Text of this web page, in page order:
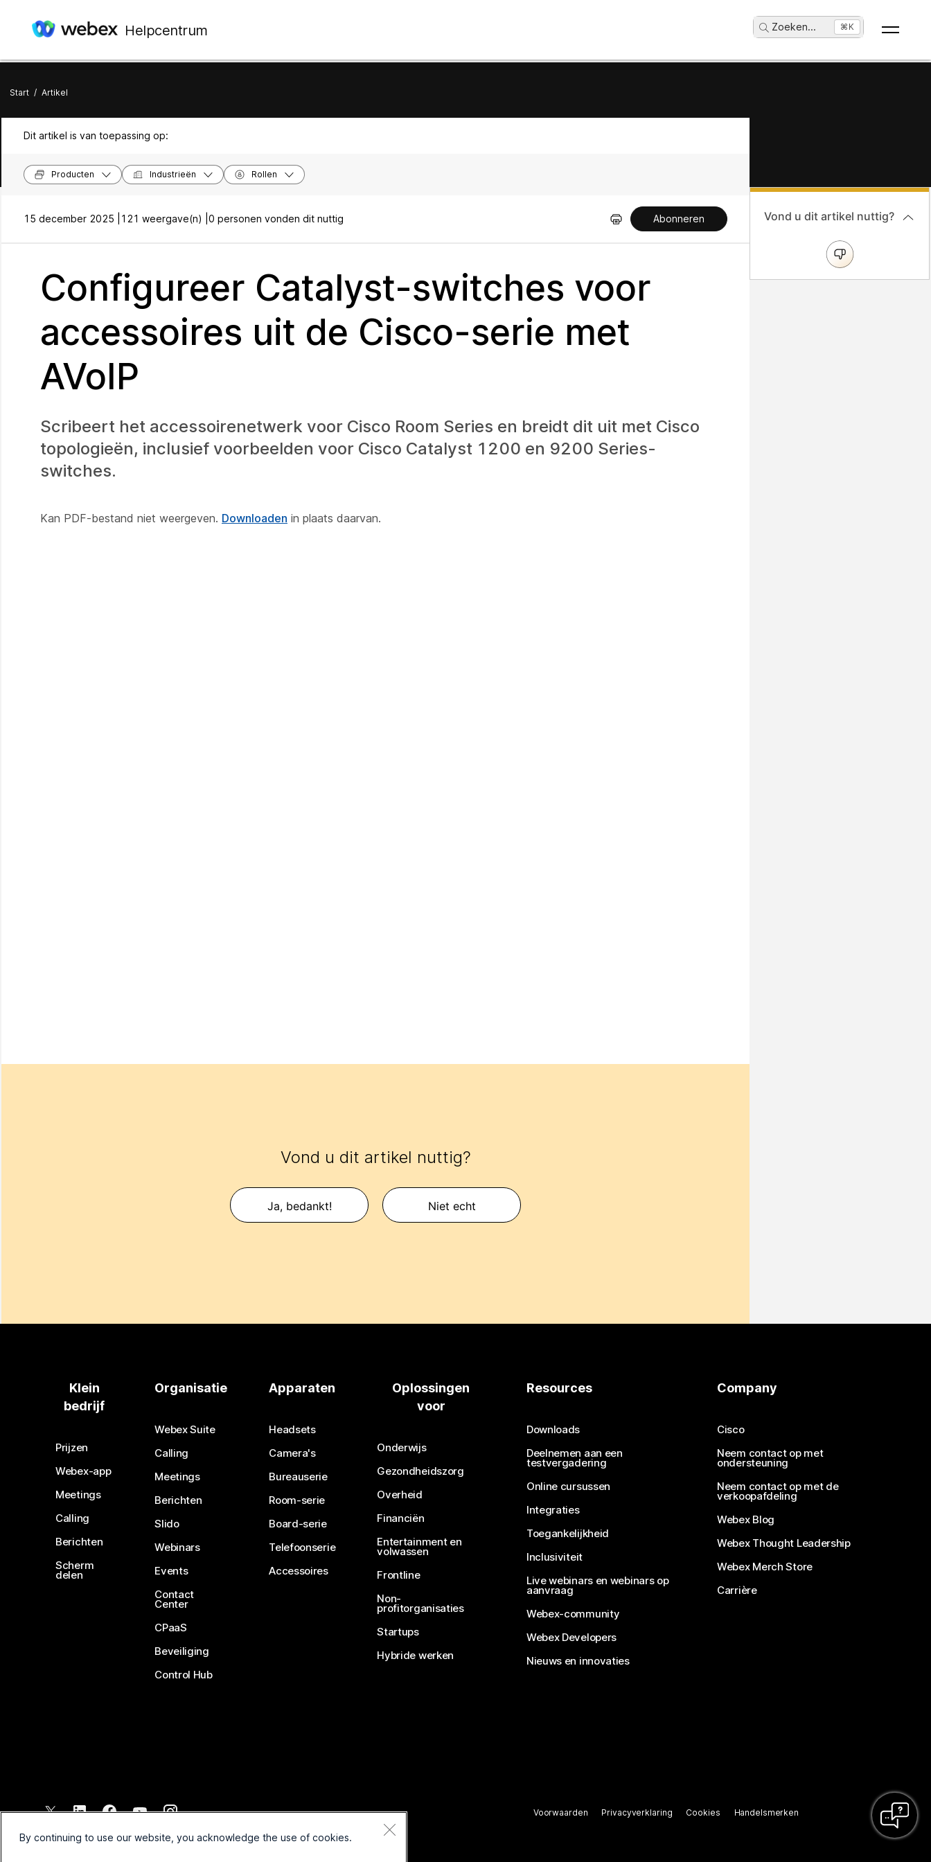
Helpcentrum Zoeken... ⌘K
Start / Artikel
Dit artikel is van toepassing op:
Producten Industrieën Rollen
15 december 2025 | 121 weergave(n) | 0 personen vonden dit nuttig Abonneren
Configureer Catalyst-switches voor
accessoires uit de Cisco-serie met
AVoIP
Scribeert het accessoirenetwerk voor Cisco Room Series en breidt dit uit met Cisco
topologieën, inclusief voorbeelden voor Cisco Catalyst 1200 en 9200 Series-
switches.
Kan PDF-bestand niet weergeven. Downloaden in plaats daarvan.
Vond u dit artikel nuttig?
Ja, bedankt! Niet echt
Vond u dit artikel nuttig?
Klein
bedrijf
Prijzen
Webex-app
Meetings
Calling
Berichten
Scherm
delen
Organisatie
Webex Suite
Calling
Meetings
Berichten
Slido
Webinars
Events
Contact
Center
CPaaS
Beveiliging
Control Hub
Apparaten
Headsets
Camera's
Bureauserie
Room-serie
Board-serie
Telefoonserie
Accessoires
Oplossingen
voor
Onderwijs
Gezondheidszorg
Overheid
Financiën
Entertainment en
volwassen
Frontline
Non-
profitorganisaties
Startups
Hybride werken
Resources
Downloads
Deelnemen aan een
testvergadering
Online cursussen
Integraties
Toegankelijkheid
Inclusiviteit
Live webinars en webinars op
aanvraag
Webex-community
Webex Developers
Nieuws en innovaties
Company
Cisco
Neem contact op met
ondersteuning
Neem contact op met de
verkoopafdeling
Webex Blog
Webex Thought Leadership
Webex Merch Store
Carrière
2026 Cisco en/of de dochterondernemingen. Alle rechten voorbehouden.
Voorwaarden Privacyverklaring Cookies Handelsmerken
By continuing to use our website, you acknowledge the use of cookies.